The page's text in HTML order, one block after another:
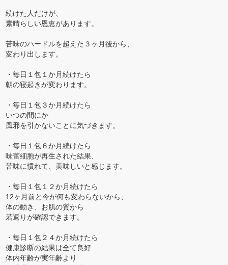
続けた人だけが、
素晴らしい恩恵があります。
苦味のハードルを超えた３ヶ月後から、
変わり出します。
・毎日１包１か月続けたら
朝の寝起きが変わります。
・毎日１包３か月続けたら
いつの間にか
風邪を引かないことに気づきます。
・毎日１包６か月続けたら
味蕾細胞が再生された結果、
苦味に慣れて、美味しいと感じます。
・毎日１包１２か月続けたら
12ヶ月前と今が何も変わらないから、
体の動き、お肌の質から
若返りが確認できます。
・毎日１包２４か月続けたら
健康診断の結果は全て良好
体内年齢が実年齢より